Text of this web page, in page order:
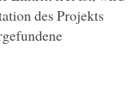
des Projekts